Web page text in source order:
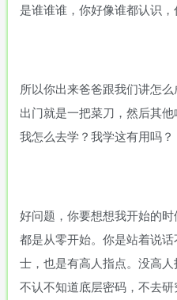
是谁谁谁，你好像谁都认识，
所以你出来爸爸跟我们讲怎
出门就是一把菜刀，然后其
我怎么去学？我学这有用吗？
好问题，你要想想我开始的
都是从零开始。你是站着说
士，也是有高人指点。没高
不认不知道底层密码，不去